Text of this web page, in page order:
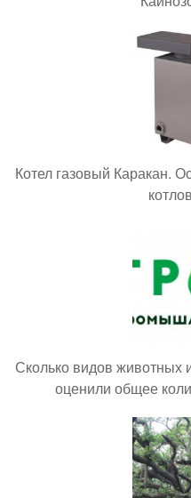
Котел газовый Каракан.
Сколько видов животных
оценили общее